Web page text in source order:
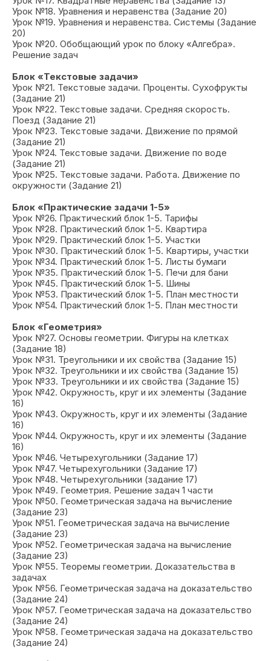
Урок №18. Уравнения и неравенства (Задание 20)
Урок №19. Уравнения и неравенства. Системы (Задание
20)
Урок №20. Обобщающий урок по блоку «Алгебра».
Решение задач
Блок «Текстовые задачи»
Урок №21. Текстовые задачи. Проценты. Сухофрукты
(Задание 21)
Урок №22. Текстовые задачи. Средняя скорость.
Поезд (Задание 21)
Урок №23. Текстовые задачи. Движение по прямой
(Задание 21)
Урок №24. Текстовые задачи. Движение по воде
(Задание 21)
Урок №25. Текстовые задачи. Работа. Движение по
окружности (Задание 21)
Блок «Практические задачи 1-5»
Урок №26. Практический блок 1-5. Тарифы
Урок №28. Практический блок 1-5. Квартира
Урок №29. Практический блок 1-5. Участки
Урок №30. Практический блок 1-5. Квартиры, участки
Урок №34. Практический блок 1-5. Листы бумаги
Урок №35. Практический блок 1-5. Печи для бани
Урок №45. Практический блок 1-5. Шины
Урок №53. Практический блок 1-5. План местности
Урок №54. Практический блок 1-5. План местности
Блок «Геометрия»
Урок №27. Основы геометрии. Фигуры на клетках
(Задание 18)
Урок №31. Треугольники и их свойства (Задание 15)
Урок №32. Треугольники и их свойства (Задание 15)
Урок №33. Треугольники и их свойства (Задание 15)
Урок №42. Окружность, круг и их элементы (Задание
16)
Урок №43. Окружность, круг и их элементы (Задание
16)
Урок №44. Окружность, круг и их элементы (Задание
16)
Урок №46. Четырехугольники (Задание 17)
Урок №47. Четырехугольники (Задание 17)
Урок №48. Четырехугольники (задание 17)
Урок №49. Геометрия. Решение задач 1 части
Урок №50. Геометрическая задача на вычисление
(Задание 23)
Урок №51. Геометрическая задача на вычисление
(Задание 23)
Урок №52. Геометрическая задача на вычисление
(Задание 23)
Урок №55. Теоремы геометрии. Доказательства в
задачах
Урок №56. Геометрическая задача на доказательство
(Задание 24)
Урок №57. Геометрическая задача на доказательство
(Задание 24)
Урок №58. Геометрическая задача на доказательство
(Задание 24)